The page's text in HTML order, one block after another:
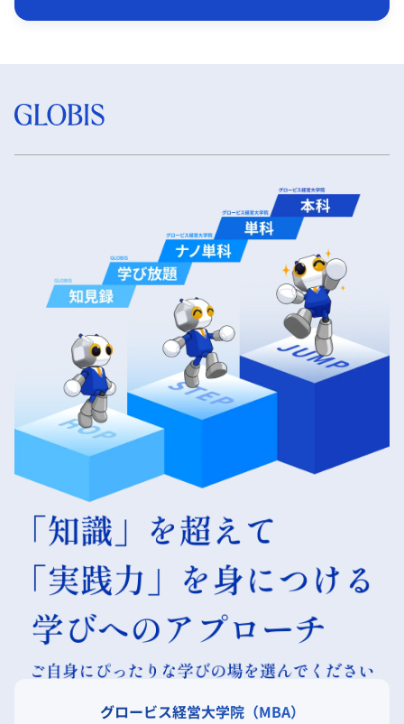
グロービス経営大学院（MBA）